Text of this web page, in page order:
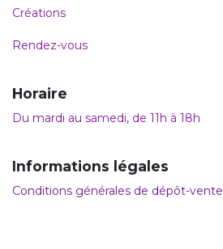
Créations
Rendez-vous
Horaire
Du mardi au samedi, de 11h à 18h
Informations légales
Conditions générales de dépôt-vente